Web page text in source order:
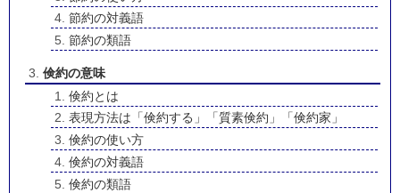
節約の対義語
節約の類語
倹約の意味
倹約とは
表現方法は「倹約する」「質素倹約」「倹約家」
倹約の使い方
倹約の対義語
倹約の類語